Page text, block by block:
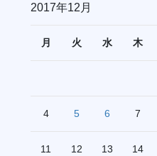
ブ
2017年12月
月 火 水 木
4 5 6 7
11 12 13 14